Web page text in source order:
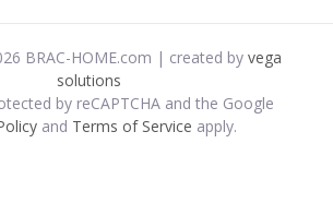
BRAC-HOME.com | created by vega
solutions
by reCAPTCHA and the Google
and Terms of Service apply.